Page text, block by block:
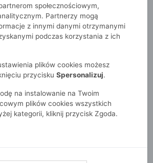
7-12 lat Zestawy
POKAŻ FILTRY
społecznościowym,
Partnerzy mogą
z innymi danymi otrzymanymi
podczas korzystania z ich
plików cookies możesz
przycisku Spersonalizuj.
na instalowanie na Twoim
plików cookies wszystkich
kategorii, kliknij przycisk Zgoda.